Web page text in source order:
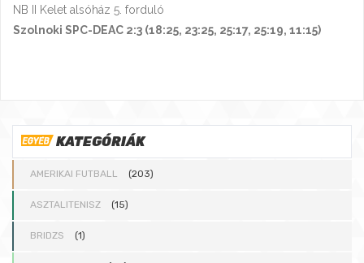
NB II Kelet alsóház 5. forduló
Szolnoki SPC-DEAC 2:3 (18:25, 23:25, 25:17, 25:19, 11:15)
KATEGÓRIÁK
AMERIKAI FUTBALL (203)
ASZTALITENISZ (15)
BRIDZS (1)